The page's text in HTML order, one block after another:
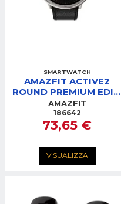
SMARTWATCH
AMAZFIT ACTIVE2
ROUND PREMIUM EDIT.
BLACK LEATHER
PREMIUM+RED SPORT
S.
AMAZFIT
186642
73,65 €
VISUALIZZA